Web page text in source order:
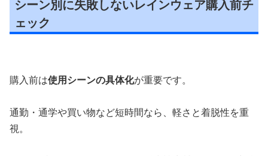
シーン別に失敗しないレインウェア購入前チ
ェック
購入前は使用シーンの具体化が重要です。
通勤・通学や買い物など短時間なら、軽さと着脱性を重
視。